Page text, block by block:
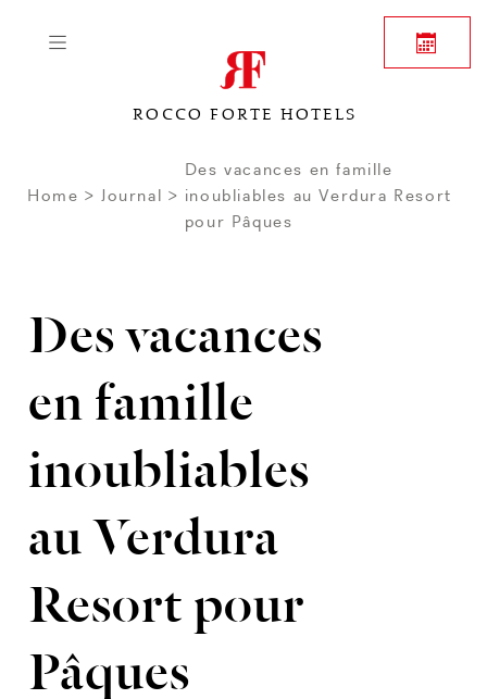
ROCCO FORTE HOTELS
Home Journal
Des vacances en famille
inoubliables au Verdura Resort
pour Pâques
Des vacances
en famille
inoubliables
au Verdura
Resort pour
Pâques